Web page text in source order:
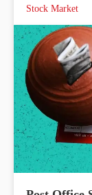
Stock Market